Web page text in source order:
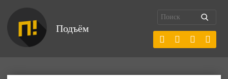
Подъём